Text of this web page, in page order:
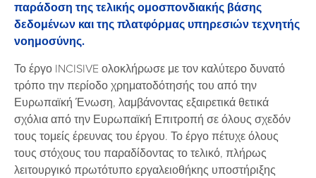
παράδοση της τελικής ομοσπονδιακής βάσης
δεδομένων και της πλατφόρμας υπηρεσιών τεχνητής
νοημοσύνης.
Το έργο INCISIVE ολοκλήρωσε με τον καλύτερο δυνατό
τρόπο την περίοδο χρηματοδότησής του από την
Ευρωπαϊκή Ένωση, λαμβάνοντας εξαιρετικά θετικά
σχόλια από την Ευρωπαϊκή Επιτροπή σε όλους σχεδόν
τους τομείς έρευνας του έργου. Το έργο πέτυχε όλους
τους στόχους του παραδίδοντας το τελικό, πλήρως
λειτουργικό πρωτότυπο εργαλειοθήκης υποστήριξης